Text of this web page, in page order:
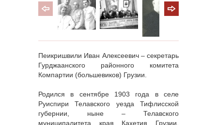
Пеикришвили Иван Алексеевич – секретарь
Гурджаанского районного комитета
Компартии (большевиков) Грузии.
Родился в сентябре 1903 года в селе
Руиспири Телавского уезда Тифлисской
губернии, ныне – Телавского
муниципалитета края Кахетия Грузии.